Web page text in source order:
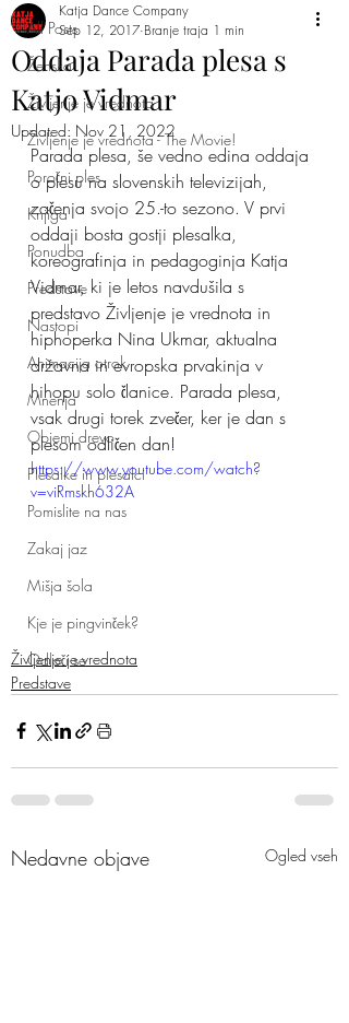
All Posts
Ženska
Življenje je vrednota
Življenje je vrednota - The Movie!
Poročni ples
Knjiga
Ponudba
Predstave
Nastopi
Animacija otrok
Mnenja
Objemi drevo
Plesalke in plesalci
Pomislite na nas
Zakaj jaz
Mišja šola
Kje je pingvinček?
Odloči se
Oddaja Parada plesa s
Katjo Vidmar
Katja Dance Company
Sep 12, 2017 Branje traja 1 min
Updated: Nov 21, 2022
Parada plesa, še vedno edina oddaja
o plesu na slovenskih televizijah,
začenja svojo 25.-to sezono. V prvi
oddaji bosta gostji plesalka,
koreografinja in pedagoginja Katja
Vidmar, ki je letos navdušila s
predstavo Življenje je vrednota in
hiphoperka Nina Ukmar, aktualna
državna in evropska prvakinja v
hihopu solo članice. Parada plesa,
vsak drugi torek zvečer, ker je dan s
plesom odličen dan!
https://www.youtube.com/watch?
v=viRmskh632A
Življenje je vrednota
Predstave
Nedavne objave Ogled vseh